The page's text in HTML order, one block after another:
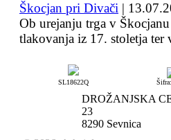
Škocjan pri Divači |
Ob urejanju trga v
tlakovanja iz 17. stoletja ter
SL18622Q
DROŽANJSKA
23
8290 Sevnica